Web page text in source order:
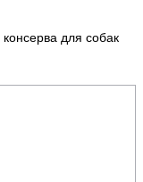
для собак